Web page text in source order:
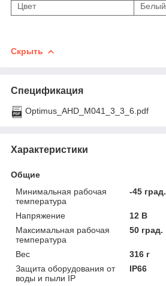
Цвет
Белый
Скрыть
Спецификация
Optimus_AHD_M041_3_3_6.pdf
Характеристики
Общие
Минимальная рабочая
температура
-45 град.
Напряжение
12 В
Максимальная рабочая
температура
50 град.
Вес
316 г
Защита оборудования от
воды и пыли IP
IP66